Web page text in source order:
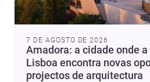
7 DE AGOSTO DE 2026
Amadora: a cidade onde
Lisboa encontra novas
projectos de arquitectura